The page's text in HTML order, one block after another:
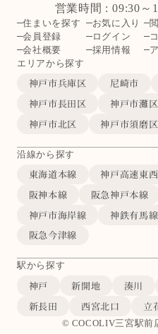
営業時間 : 09:30
住まいを探す お気に入り
会員登録
ログイン
会社概要
採用情報
エリアから探す
神戸市兵庫区 尼崎市
神戸市長田区
神戸市灘区
神戸市北区
神戸市須磨区
沿線から探す
東海道本線 神戸高速東
阪神本線
阪急神戸本線
神戸市海岸線
神鉄有馬線
阪急今津線
駅から探す
神戸 新開地 湊川
新長田
西宮北口 立
© COCOLIV三宮駅前